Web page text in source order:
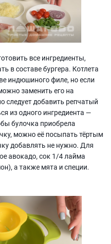
все ингредиенты,
в составе бургера. Котлета
индюшиного филе, но если
заменить его на
следует добавить репчатый
из одного ингредиента —
булочка приобрела
можно её посыпать тёртым
добавлять не нужно. Для
авокадо, сок 1/4 лайма
а также мята и специи.